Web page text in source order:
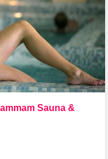
Sauna &